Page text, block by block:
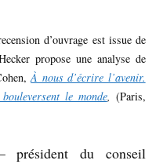
d’ouvrage est issue de
propose une analyse de
À nous d’écrire l’avenir.
le monde, (Paris,
président du conseil